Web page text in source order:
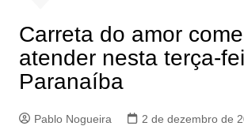
Carreta do amor
atender nesta terça-
Paranaíba
Pablo Nogueira 2 de dezembro de